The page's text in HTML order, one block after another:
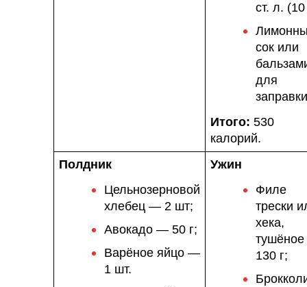
ст. л. (10
сок или
для
Итого: 530
калорий.
Полдник
Цельнозерновой
хлебец — 2 шт;
Авокадо — 50 г;
Варёное яйцо —
1 шт.
Ужин
Филе
трески
хека,
130 г;